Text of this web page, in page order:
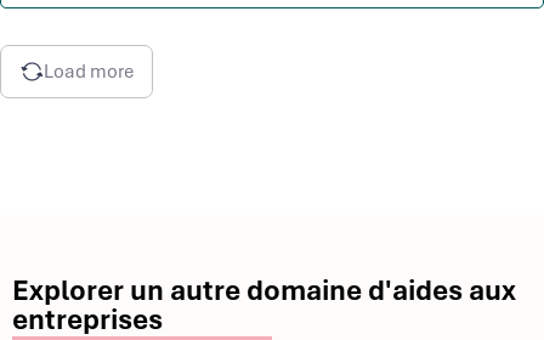
Load more
Explorer un autre domaine d'aides aux
entreprises